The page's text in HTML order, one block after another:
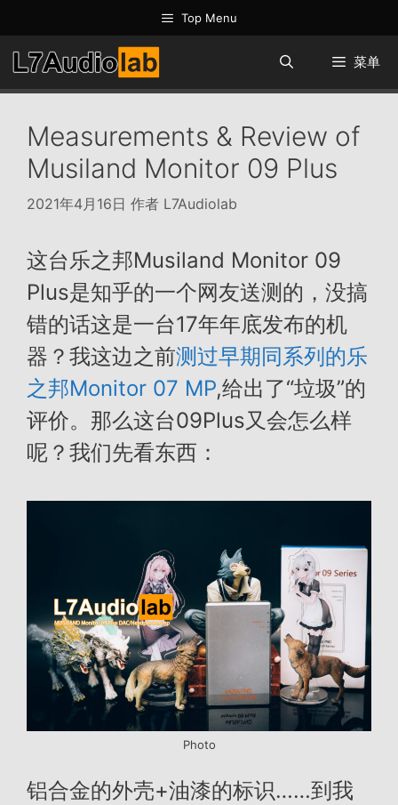
至
内
容
Top Menu
菜单
Measurements & Review of
Musiland Monitor 09 Plus
2021年4月16日 作者 L7Audiolab
这台乐之邦Musiland Monitor 09
Plus是知乎的一个网友送测的，没搞
错的话这是一台17年年底发布的机
器？我这边之前测过早期同系列的乐
之邦Monitor 07 MP,给出了“垃圾”的
评价。那么这台09Plus又会怎么样
呢？我们先看东西：
Photo
铝合金的外壳+油漆的标识……到我